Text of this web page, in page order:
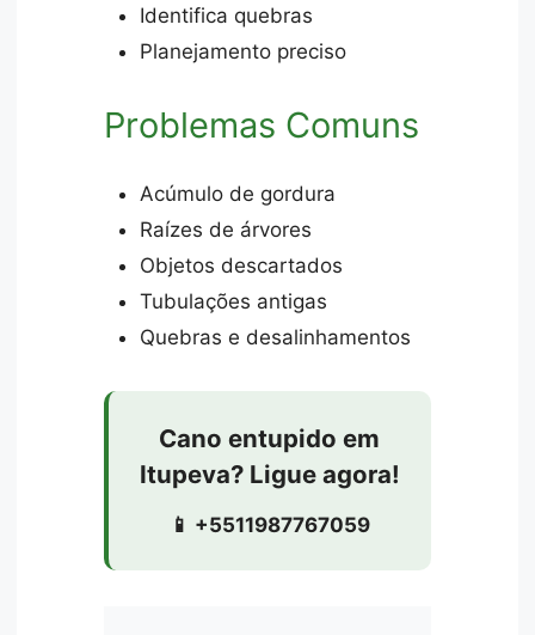
Identifica quebras
Planejamento preciso
Problemas Comuns
Acúmulo de gordura
Raízes de árvores
Objetos descartados
Tubulações antigas
Quebras e desalinhamentos
Cano entupido em
Itupeva? Ligue agora!
📱 +5511987767059